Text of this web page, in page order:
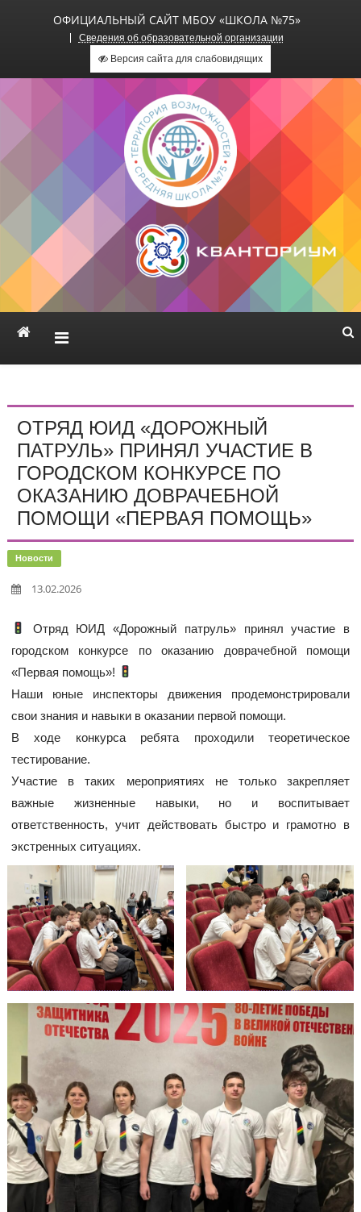
ОФИЦИАЛЬНЫЙ САЙТ МБОУ «ШКОЛА №75»
Сведения об образовательной организации
Версия сайта для слабовидящих
Официальный сайт МБОУ
«Школа №75»
ОТРЯД ЮИД «ДОРОЖНЫЙ
ПАТРУЛЬ» ПРИНЯЛ УЧАСТИЕ В
ГОРОДСКОМ КОНКУРСЕ ПО
ОКАЗАНИЮ ДОВРАЧЕБНОЙ
ПОМОЩИ «ПЕРВАЯ ПОМОЩЬ»
Новости
13.02.2026
Отряд ЮИД «Дорожный патруль» принял участие в
городском конкурсе по оказанию доврачебной помощи
«Первая помощь»!
Наши юные инспекторы движения продемонстрировали
свои знания и навыки в оказании первой помощи.
В ходе конкурса ребята проходили теоретическое
тестирование.
Участие в таких мероприятиях не только закрепляет
важные жизненные навыки, но и воспитывает
ответственность, учит действовать быстро и грамотно в
экстренных ситуациях.